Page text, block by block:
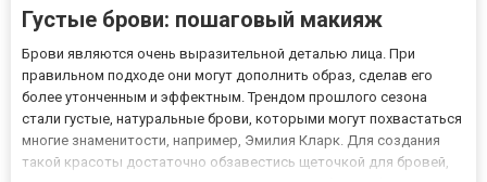
Густые брови: пошаговый макияж
Брови являются очень выразительной деталью лица. При
правильном подходе они могут дополнить образ, сделав его
более утонченным и эффектным. Трендом прошлого сезона
стали густые, натуральные брови, которыми могут похвастаться
многие знаменитости, например, Эмилия Кларк. Для создания
такой красоты достаточно обзавестись щеточкой для бровей,